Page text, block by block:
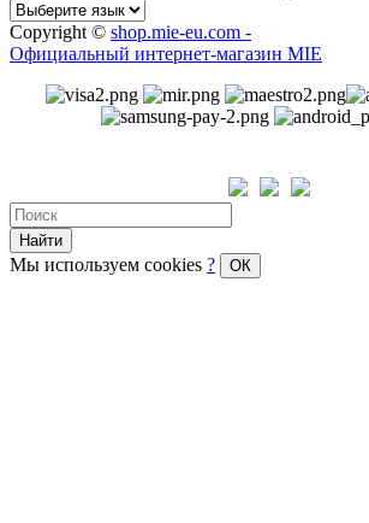
Copyright © shop.mie-eu.com -
Официальный интернет-магазин MIE
Найти
Мы используем cookies ? ОК